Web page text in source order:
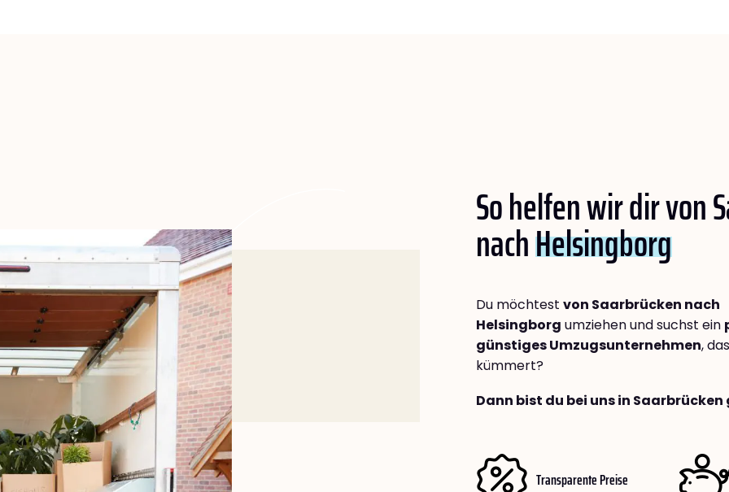
So helfen wir dir von
nachHelsingborg
Du möchtest von Saarbrücken nach
Helsingborg umziehen und suchst ein
günstiges Umzugsunternehmen,
kümmert?
Dann bist du bei uns in
Transparente Preise